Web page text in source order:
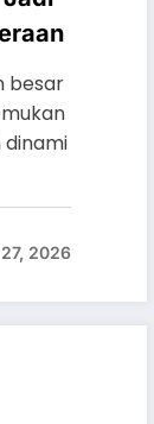
besar
dinami
2026